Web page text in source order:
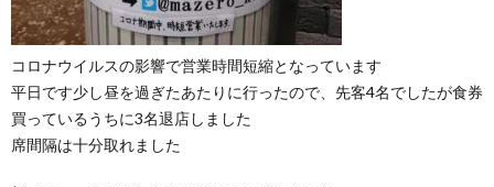
コロナウイルスの影響で営業時間短縮となっています
平日です少し昼を過ぎたあたりに行ったので、先客4名でしたが食券
買っているうちに3名退店しました
席間隔は十分取れました